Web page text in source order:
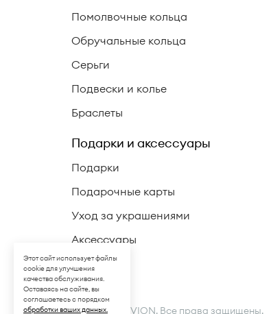
Этот сайт использует файлы
cookie для улучшения
качества обслуживания.
Оставаясь на сайте, вы
соглашаетесь с порядком
обработки ваших данных.
Помолвочные кольца
Обручальные кольца
Серьги
Подвески и колье
Браслеты
Подарки и аксессуары
Подарки
Подарочные карты
Уход за украшениями
Аксессуары
© 2026 LA VIVION. Все права защищены.